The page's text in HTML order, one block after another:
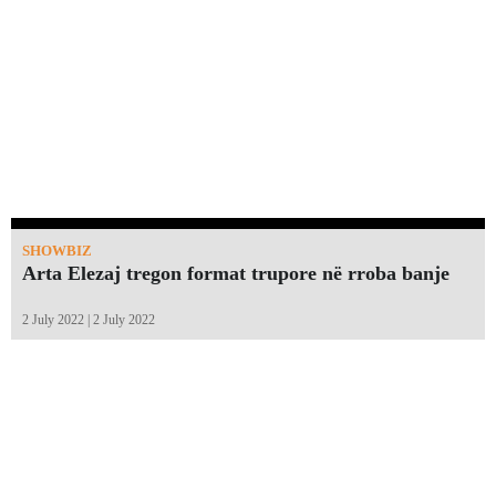
SHOWBIZ
Arta Elezaj tregon format trupore në rroba banje
2 July 2022 | 2 July 2022